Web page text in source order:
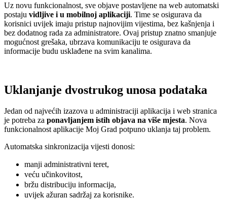
Uz novu funkcionalnost, sve objave postavljene na web automatski
postaju vidljive i u mobilnoj aplikaciji. Time se osigurava da
korisnici uvijek imaju pristup najnovijim vijestima, bez kašnjenja i
bez dodatnog rada za administratore. Ovaj pristup znatno smanjuje
mogućnost grešaka, ubrzava komunikaciju te osigurava da
informacije budu usklađene na svim kanalima.
Uklanjanje dvostrukog unosa podataka
Jedan od najvećih izazova u administraciji aplikacija i web stranica
je potreba za ponavljanjem istih objava na više mjesta. Nova
funkcionalnost aplikacije Moj Grad potpuno uklanja taj problem.
Automatska sinkronizacija vijesti donosi:
manji administrativni teret,
veću učinkovitost,
bržu distribuciju informacija,
uvijek ažuran sadržaj za korisnike.